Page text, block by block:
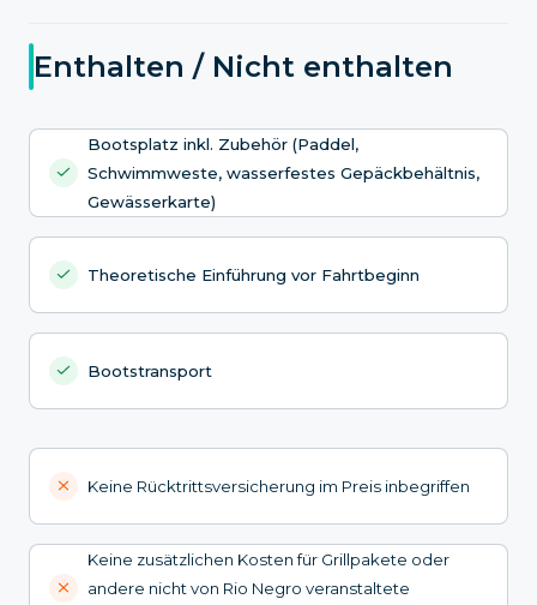
Enthalten / Nicht enthalten
Bootsplatz inkl. Zubehör (Paddel,
Schwimmweste, wasserfestes Gepäckbehältnis,
Gewässerkarte)
Theoretische Einführung vor Fahrtbeginn
Bootstransport
Keine Rücktrittsversicherung im Preis inbegriffen
Keine zusätzlichen Kosten für Grillpakete oder
andere nicht von Rio Negro veranstaltete